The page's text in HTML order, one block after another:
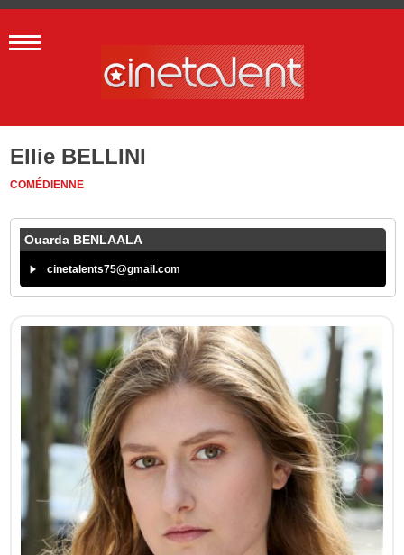
Ellie BELLINI
COMÉDIENNE
Ouarda BENLAALA
cinetalents75@gmail.com